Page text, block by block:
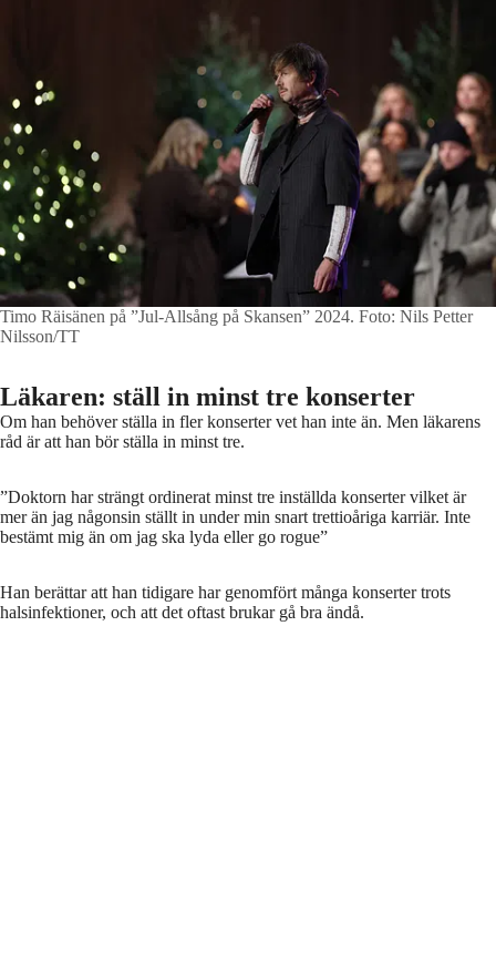
Timo Räisänen på ”Jul-Allsång på Skansen” 2024. Foto: Nils Petter
Nilsson/TT
Läkaren: ställ in minst tre konserter
Om han behöver ställa in fler konserter vet han inte än. Men läkarens
råd är att han bör ställa in minst tre.
”Doktorn har strängt ordinerat minst tre inställda konserter vilket är
mer än jag någonsin ställt in under min snart trettioåriga karriär. Inte
bestämt mig än om jag ska lyda eller go rogue”
Han berättar att han tidigare har genomfört många konserter trots
halsinfektioner, och att det oftast brukar gå bra ändå.